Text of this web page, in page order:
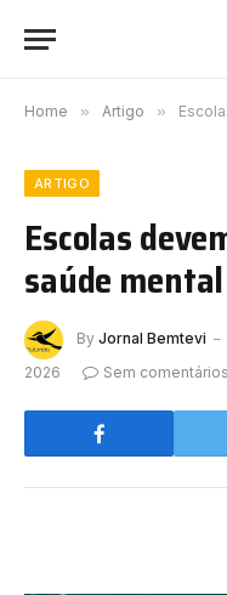
Home » Artigo » Escolas
ARTIGO
Escolas
saúde
By Jornal Bemtevi
2026
Sem comentários